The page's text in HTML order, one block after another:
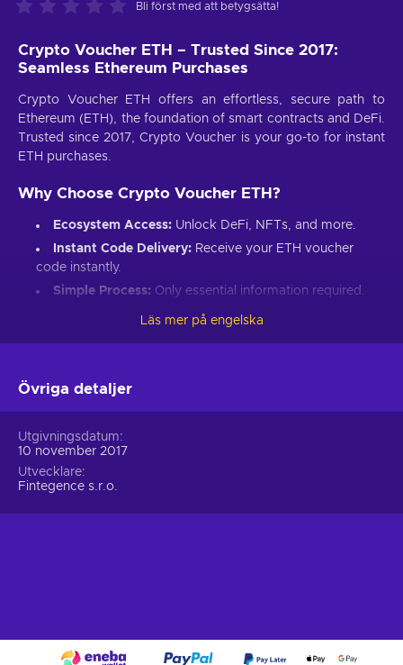
Bli först med att betygsätta!
Crypto Voucher ETH – Trusted Since 2017:
Seamless Ethereum Purchases
Crypto Voucher ETH offers an effortless, secure path to
Ethereum (ETH), the foundation of smart contracts and DeFi.
Trusted since 2017, Crypto Voucher is your go-to for instant
ETH purchases.
Why Choose Crypto Voucher ETH?
Ecosystem Access: Unlock DeFi, NFTs, and more.
Instant Code Delivery: Receive your ETH voucher
code instantly.
Simple Process: Only essential information required.
Introduce loved ones to Ethereum’s world.
Set up an Ethereum-compatible wallet.
Input your ETH voucher code.
Provide your email for confirmation.
Choose Ethereum (ETH).
Läs mer på engelska
Övriga detaljer
Utgivningsdatum
10 november 2017
Utvecklare
Fintegence s.r.o.